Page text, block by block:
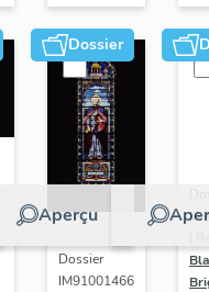
Dossier
Aperçu
Dossier
IM91001466